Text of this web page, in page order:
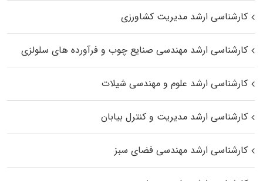
کارشناسی ارشد مدیریت کشاورزی
کارشناسی ارشد مهندسی صنایع چوب و فرآورده‌ های سلولزی
کارشناسی ارشد علوم و مهندسی شیلات
کارشناسی ارشد مدیریت و کنترل بیابان
کارشناسی ارشد مهندسی فضای سبز